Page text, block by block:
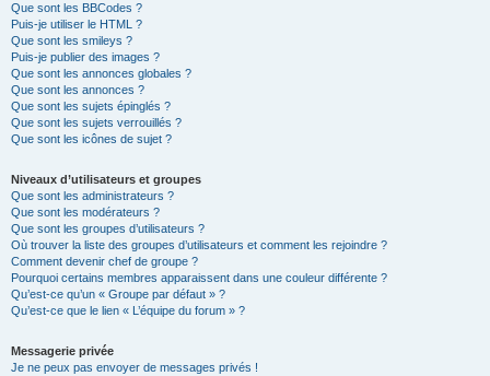
Que sont les BBCodes ?
Puis-je utiliser le HTML ?
Que sont les smileys ?
Puis-je publier des images ?
Que sont les annonces globales ?
Que sont les annonces ?
Que sont les sujets épinglés ?
Que sont les sujets verrouillés ?
Que sont les icônes de sujet ?
Niveaux d’utilisateurs et groupes
Que sont les administrateurs ?
Que sont les modérateurs ?
Que sont les groupes d’utilisateurs ?
Où trouver la liste des groupes d’utilisateurs et comment les rejoindre ?
Comment devenir chef de groupe ?
Pourquoi certains membres apparaissent dans une couleur différente ?
Qu’est-ce qu’un « Groupe par défaut » ?
Qu’est-ce que le lien « L’équipe du forum » ?
Messagerie privée
Je ne peux pas envoyer de messages privés !